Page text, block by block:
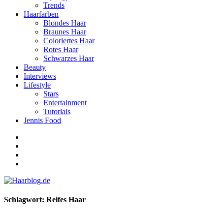
Trends
Haarfarben
Blondes Haar
Braunes Haar
Coloriertes Haar
Rotes Haar
Schwarzes Haar
Beauty
Interviews
Lifestyle
Stars
Entertainment
Tutorials
Jennis Food
Haarblog.de
Haarpflege | Haarstyling | Beauty | Entertainment
Schlagwort: Reifes Haar